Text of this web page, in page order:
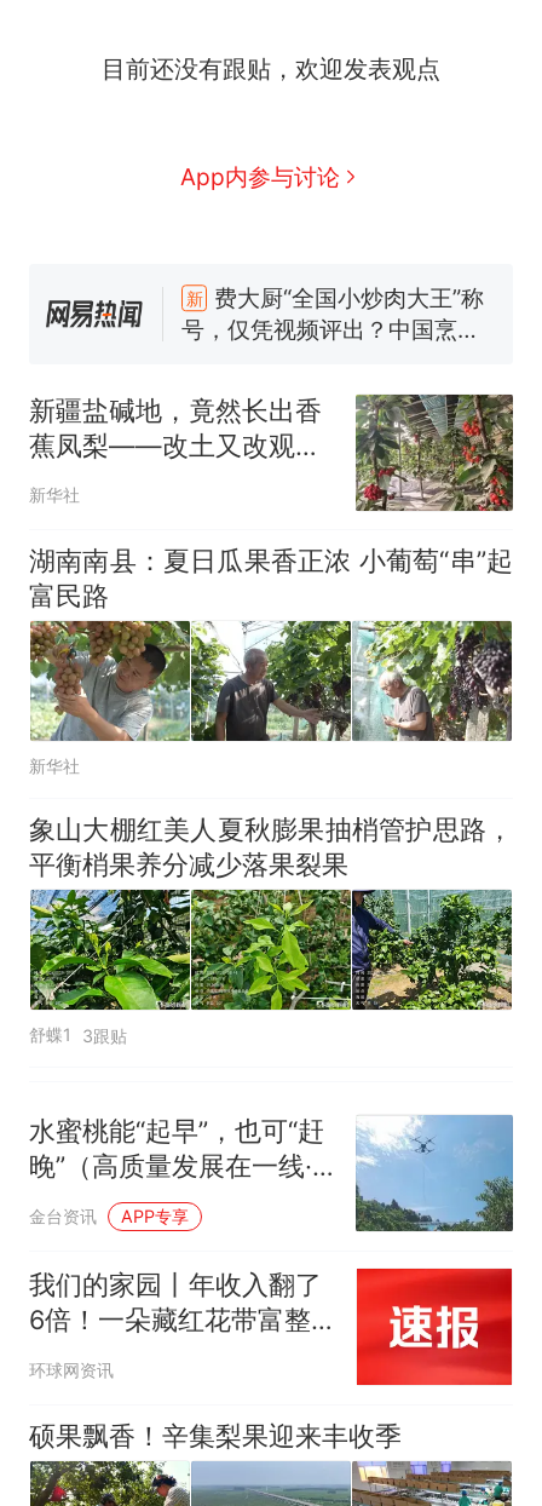
目前还没有跟贴，欢迎发表观点
App内参与讨论
热 “不想干了特提出辞职”，疑
似南京大学数院院长辞职信流
源；曾用手绘图做头像
协会回应
男子上山采菌偶然发现鸡枞菌
窝，原地守1天等它长大：挖了
回大海 目击者直呼震惊 （视频
来源：参考消息）
笔试第一被第二名传话劝弃考
官方通报
惊艳！字都飘起来了 博主在田
3D！
热
“不想干了特提出辞职”，疑
传，院方回应：喻良教授已卸
任院长一职，不清楚辞职信来
源；曾用手绘图做头像
新疆盐碱地，竟然长出香
蕉凤梨——改土又改观
念，科研帮扶让新疆年轻
新农人
新华社
湖南南县：夏日瓜果香正浓 小葡萄“串”起
富民路
新华社
象山大棚红美人夏秋膨果抽梢管护思路，
平衡梢果养分减少落果裂果
舒蝶1 3跟贴
水蜜桃能“起早”，也可“赶
晚”（高质量发展在一线·
小城宝藏）
金台资讯 APP专享
我们的家园丨年收入翻了
6倍！一朵藏红花带富整
个村
环球网资讯
硕果飘香！辛集梨果迎来丰收季